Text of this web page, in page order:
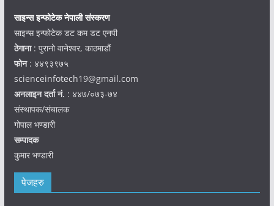
साइन्स इन्फोटेक नेपाली संस्करण
साइन्स इन्फोटेक डट कम डट एनपी
ठेगाना: पुरानो वानेश्वर, काठमाडौं
फोन: ४४९३९७५
scienceinfotech19@gmail.com
अनलाइन दर्ता नं. : ४४७/०७३-७४
संस्थापक/संचालक
गोपाल भण्डारी
सम्पादक
कुमार भण्डारी
पेजहरु